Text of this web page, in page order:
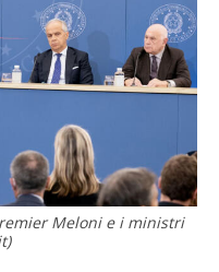
Meloni e i ministri